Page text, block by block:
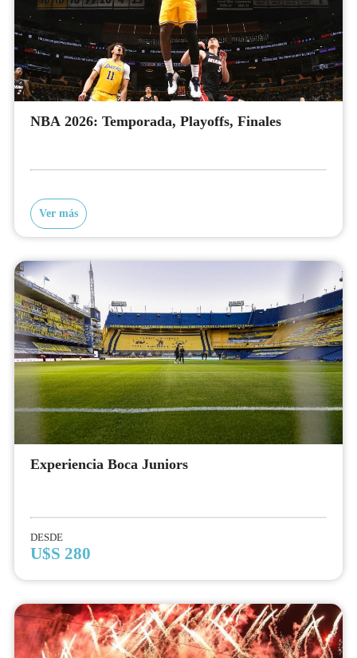
NBA 2026: Temporada, Playoffs, Finales
Ver más
Experiencia Boca Juniors
DESDE
U$S 280